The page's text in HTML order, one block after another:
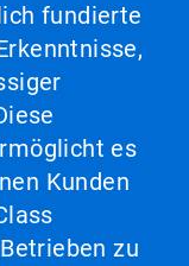
fundierte
es
Kunden
zu